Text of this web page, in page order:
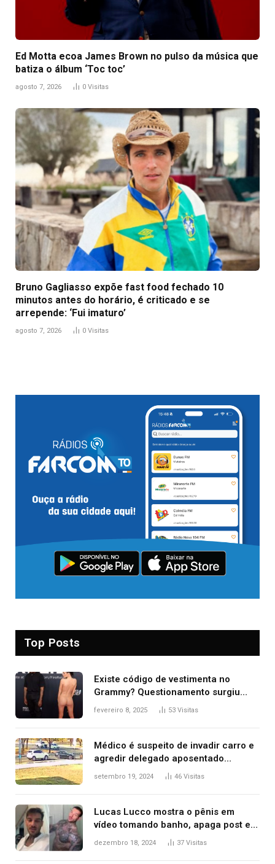
Ed Motta ecoa James Brown no pulso da música que
batiza o álbum ‘Toc toc’
agosto 7, 2026 0 Visitas
Bruno Gagliasso expõe fast food fechado 10
minutos antes do horário, é criticado e se
arrepende: ‘Fui imaturo’
agosto 7, 2026 0 Visitas
Top Posts
Existe código de vestimenta no
Grammy? Questionamento surgiu
após Bianca Censori, mulher de
fevereiro 8, 2025 53 Visitas
Médico é suspeito de invadir carro e
agredir delegado aposentado
durante confusão no trânsito
setembro 19, 2024 46 Visitas
Lucas Lucco mostra o pênis em
vídeo tomando banho, apaga post e
diz ‘foi mal’
dezembro 18, 2024 37 Visitas